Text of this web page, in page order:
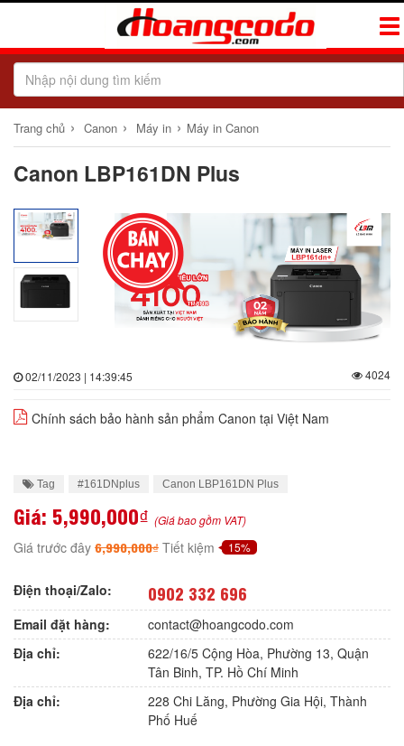
Trang chủ › Canon › Máy in › Máy in Canon
Canon LBP161DN Plus
02/11/2023 | 14:39:45 4024
Chính sách bảo hành sản phẩm Canon tại Việt Nam
Tag #161DNplus Canon LBP161DN Plus
Giá: 5,990,000₫ (Giá bao gồm VAT)
Giá trước đây 6,990,000₫ Tiết kiệm 15%
Điện thoại/Zalo: 0902 332 696
Email đặt hàng:
contact@hoangcodo.com
Địa chỉ:
622/16/5 Cộng Hòa, Phường 13, Quận
Tân Binh, TP. Hồ Chí Minh
Địa chỉ:
228 Chi Lăng, Phường Gia Hội, Thành
Phố Huế